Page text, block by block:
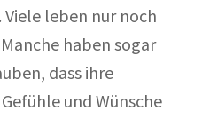
leben nur noch
haben sogar
dass ihre
und Wünsche